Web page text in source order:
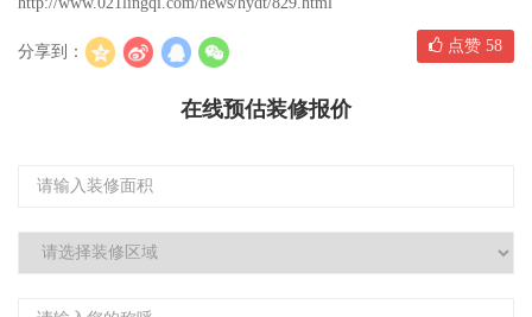
分享到： 点赞 58
在线预估装修报价